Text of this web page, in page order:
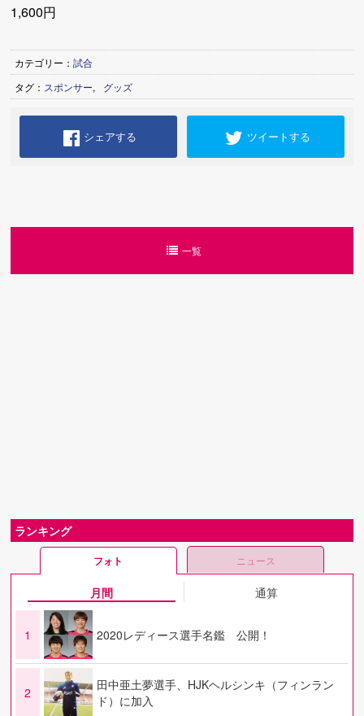
1,600円
カテゴリー：試合
タグ： スポンサー, グッズ
シェアする ツイートする
一覧
ランキング
フォト ニュース
月間 通算
1 2020レディース選手名鑑 公開！
2
田中亜土夢選手、HJKヘルシンキ（フィンラン
ド）に加入